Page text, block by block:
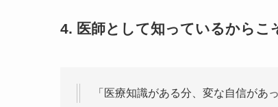
4. 医師として知っているからこ
「医療知識がある分、変な自信があ